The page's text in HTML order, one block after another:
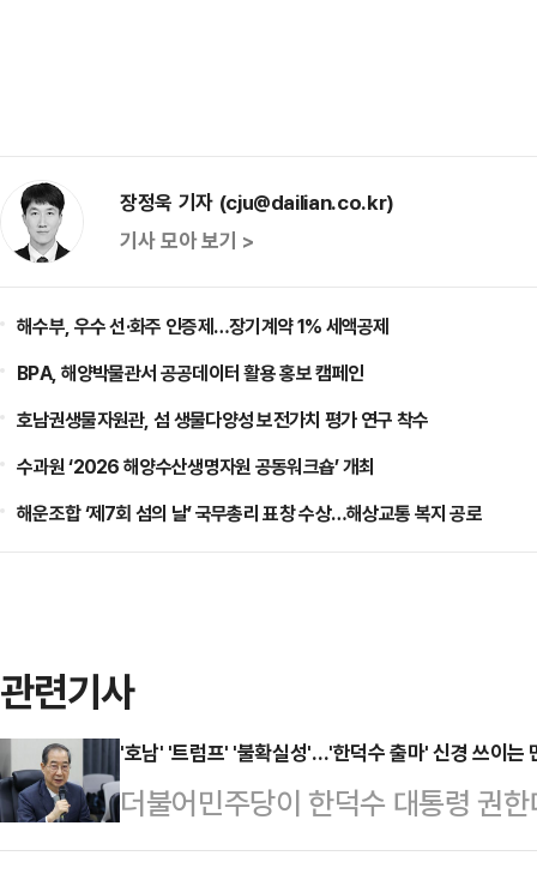
장정욱 기자 (cju@dailian.co.kr)
기사 모아 보기 >
해수부, 우수 선·화주 인증제…장기계약 1% 세액공제
BPA, 해양박물관서 공공데이터 활용 홍보 캠페인
호남권생물자원관, 섬 생물다양성 보전가치 평가 연구 착수
수과원 ‘2026 해양수산생명자원 공동워크숍’ 개최
해운조합 ‘제7회 섬의 날’ 국무총리 표창 수상…해상교통 복지 공로
관련기사
'호남' '트럼프' '불확실성'…'한덕수 출마' 신경 쓰이는
더불어민주당이 한덕수 대통령 권
일 민감하게 반응하고 있다. 현재 '